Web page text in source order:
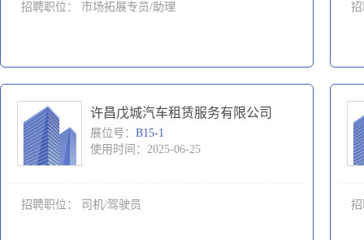
招聘职位： 市场拓展专员/助理
许昌戊城汽车租赁服务有限公司
展位号： B15-1
使用时间：2025-06-25
招聘职位： 司机/驾驶员